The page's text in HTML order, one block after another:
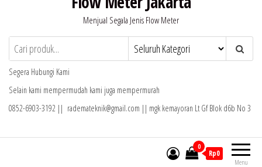
Menjual Segala Jenis Flow Meter
Segera Hubungi Kami
Selain kami mempermudah kami juga mempermurah
0852-6903-3192 || rademateknik@gmail.com || mgk kemayoran Lt Gf Blok d6b No 3
Menu
0
Rp0